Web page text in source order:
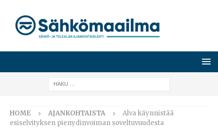
HOME AJANKOHTAISTA
Alva käynnistää
esiselvityksen pienydinvoiman soveltuvuudesta